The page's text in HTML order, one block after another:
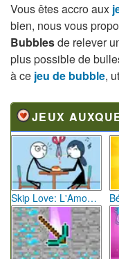
Vous êtes accro aux
bien, nous vous
Bubblesde relever
plus possible de
à ce jeu de bubble,
JEUX
Skip Love: L'Amour en Péril